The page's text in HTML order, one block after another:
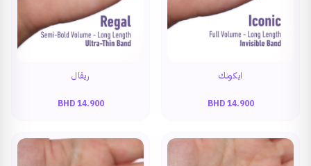
ايكونك
14.900
BHD
ريقال
14.900
BHD